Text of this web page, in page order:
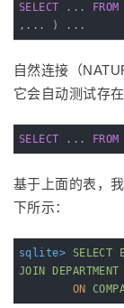
SELECT ... FROM
,... ) ...
自然连接（
它会自动测试存
SELECT ... FROM
基于上面的表，
下所示：
sqlite>
SELECT
JOIN DEPARTMENT
ON